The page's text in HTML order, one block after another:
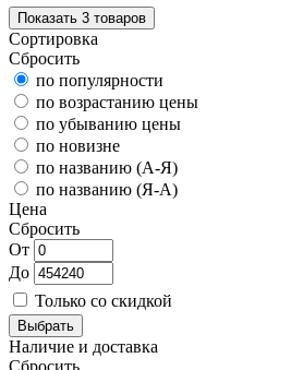
Показать 3 товаров
Сортировка
Сбросить
по популярности
по возрастанию цены
по убыванию цены
по новизне
по названию (А-Я)
по названию (Я-А)
Цена
Сбросить
От
До
Только со скидкой
Выбрать
Наличие и доставка
Сбросить